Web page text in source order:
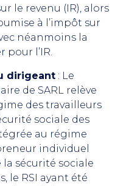
le revenu (IR), alors
à l’impôt sur
néanmoins la
pour l’IR.
dirigeant : Le
de SARL relève
des travailleurs
sociale des
au régime
individuel
la sécurité sociale
le RSI ayant été